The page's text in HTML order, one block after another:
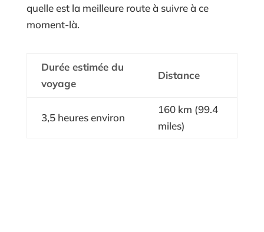
quelle est la meilleure route à suivre à ce
moment-là.
Durée estimée du
voyage
Distance
3,5 heures environ
160 km (99.4
miles)